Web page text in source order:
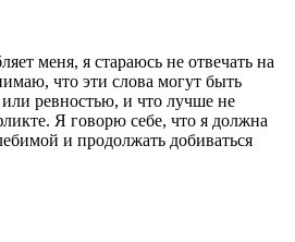
меня, я стараюсь не отвечать на
что эти слова могут быть
ревностью, и что лучше не
Я говорю себе, что я должна
и продолжать добиваться